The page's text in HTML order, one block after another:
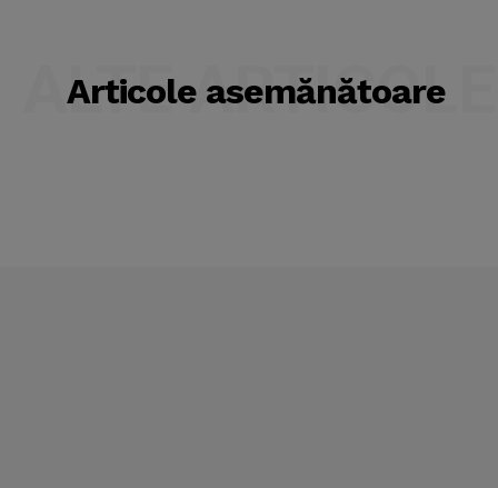
Articole asemănătoare
ALTE ARTICOLE